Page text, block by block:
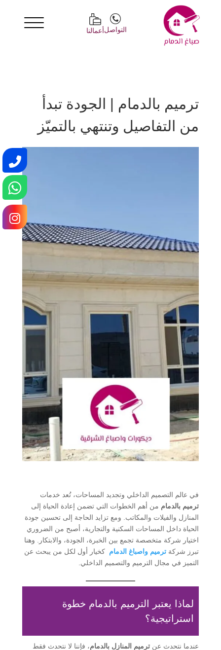
أعمالناالتواصل
ترميم بالدمام | الجودة تبدأ
من التفاصيل وتنتهي بالتميّز
في عالم التصميم الداخلي وتجديد المساحات، تُعد خدمات
ترميم بالدمام من أهم الخطوات التي تضمن إعادة الحياة إلى
المنازل والفيلات والمكاتب. ومع تزايد الحاجة إلى تحسين جودة
الحياة داخل المساحات السكنية والتجارية، أصبح من الضروري
اختيار شركة متخصصة تجمع بين الخبرة، الجودة، والابتكار. وهنا
تبرز شركة ترميم واصباغ الدمام كخيار أول لكل من يبحث عن
التميز في مجال الترميم والتصميم الداخلي.
لماذا يعتبر الترميم بالدمام خطوة
استراتيجية؟
عندما نتحدث عن ترميم المنازل بالدمام، فإننا لا نتحدث فقط